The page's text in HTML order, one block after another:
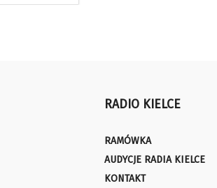
RADIO KIELCE
RAMÓWKA
AUDYCJE RADIA KIELCE
KONTAKT